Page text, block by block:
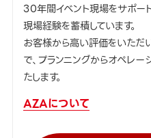
30年間イベント現場をサポー
現場経験を蓄積しています。
お客様から高い評価をいただ
で、プランニングからオペレ
たします。
AZAについて